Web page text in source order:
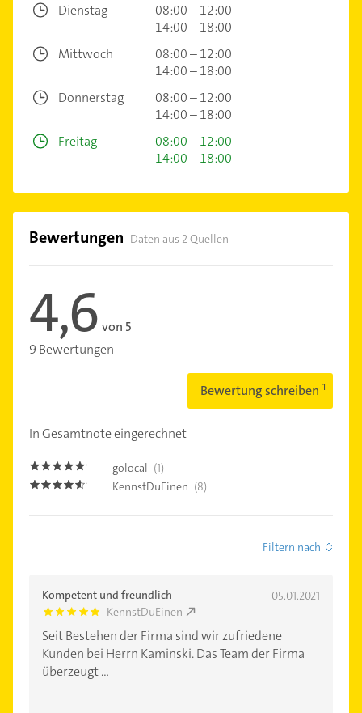
Dienstag
08:00 – 12:00
14:00 – 18:00
Mittwoch
08:00 – 12:00
14:00 – 18:00
Donnerstag
08:00 – 12:00
14:00 – 18:00
Freitag
08:00 – 12:00
14:00 – 18:00
Bewertungen Daten aus 2 Quellen
4,6 von 5
9 Bewertungen
Bewertung schreiben
In Gesamtnote eingerechnet
5.0 golocal (1)
4.5 KennstDuEinen (8)
Filtern nach
Kompetent und freundlich 05.01.2021
5.0 KennstDuEinen
Seit Bestehen der Firma sind wir zufriedene
Kunden bei Herrn Kaminski. Das Team der Firma
überzeugt ...